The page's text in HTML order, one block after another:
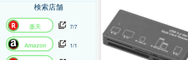
検索店舗
楽天 7/7
Amazon 1/1